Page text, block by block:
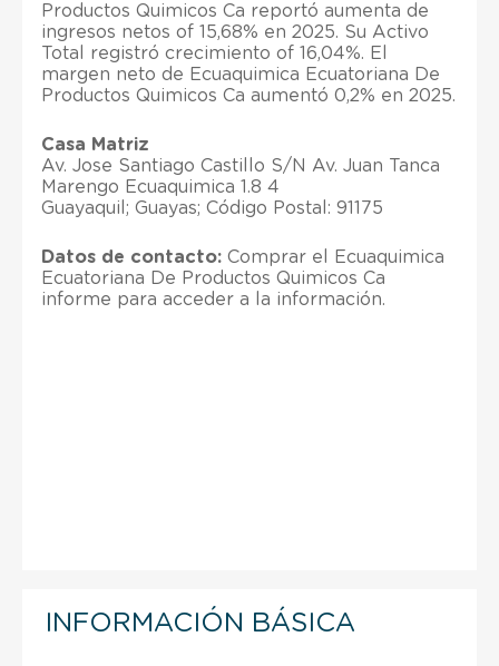
Productos Quimicos Ca reportó aumenta de
ingresos netos of 15,68% en 2025. Su Activo
Total registró crecimiento of 16,04%. El
margen neto de Ecuaquimica Ecuatoriana De
Productos Quimicos Ca aumentó 0,2% en 2025.
Casa Matriz
Av. Jose Santiago Castillo S/N Av. Juan Tanca
Marengo Ecuaquimica 1.8 4
Guayaquil; Guayas; Código Postal: 91175
Datos de contacto: Comprar el Ecuaquimica
Ecuatoriana De Productos Quimicos Ca
informe para acceder a la información.
INFORMACIÓN BÁSICA